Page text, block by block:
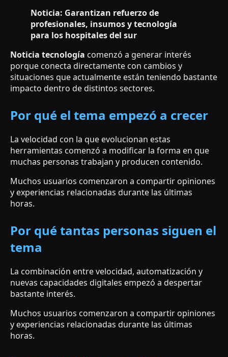
Noticia: Garantizan refuerzo de
profesionales, insumos y tecnología
para los hospitales del sur
Noticia tecnología comenzó a generar interés
porque conecta directamente con cambios y
situaciones que actualmente están teniendo bastante
impacto dentro de distintos sectores.
Por qué el tema empezó a crecer
La velocidad con la que evolucionan estas
herramientas comenzó a modificar la forma en que
muchas personas trabajan y producen contenido.
Muchos usuarios comenzaron a compartir opiniones
y experiencias relacionadas durante las últimas
horas.
Por qué tantas personas siguen el
tema
La combinación entre velocidad, automatización y
nuevas capacidades digitales empezó a despertar
bastante interés.
Muchos usuarios comenzaron a compartir opiniones
y experiencias relacionadas durante las últimas
horas.